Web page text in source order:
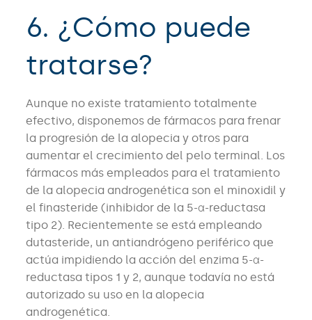
6. ¿Cómo puede
tratarse?
Aunque no existe tratamiento totalmente
efectivo, disponemos de fármacos para frenar
la progresión de la alopecia y otros para
aumentar el crecimiento del pelo terminal. Los
fármacos más empleados para el tratamiento
de la alopecia androgenética son el minoxidil y
el finasteride (inhibidor de la 5-α-reductasa
tipo 2). Recientemente se está empleando
dutasteride, un antiandrógeno periférico que
actúa impidiendo la acción del enzima 5-α-
reductasa tipos 1 y 2, aunque todavía no está
autorizado su uso en la alopecia
androgenética.